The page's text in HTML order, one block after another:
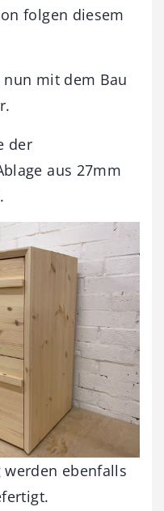
folgen diesem
mit dem Bau
der
aus 27mm
werden ebenfalls